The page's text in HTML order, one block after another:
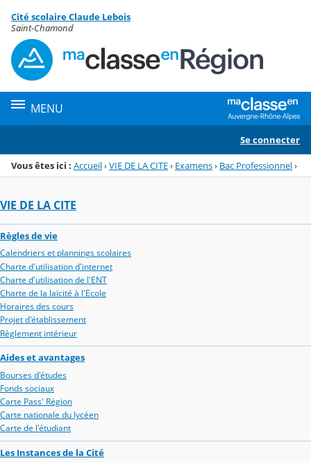
Menu de la rubrique
Contenu
Cité scolaire Claude Lebois
Saint-Chamond
MENU
Se connecter
Vous êtes ici : Accueil›VIE DE LA CITE› Examens› Bac Professionnel›
VIE DE LA CITE
Règles de vie
Calendriers et plannings scolaires
Charte d'utilisation d'internet
Charte d'utilisation de l'ENT
Charte de la laïcité à l'Ecole
Horaires des cours
Projet d'établissement
Règlement intérieur
Aides et avantages
Bourses d'études
Fonds sociaux
Carte Pass' Région
Carte nationale du lycéen
Carte de l'étudiant
Les Instances de la Cité